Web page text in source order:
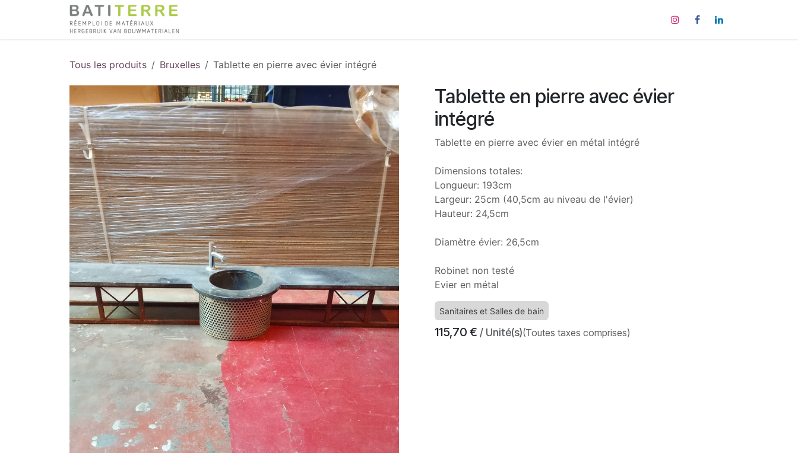
Se rendre au contenu
Tous les produits Bruxelles Tablette en pierre avec évier intégré
Tablette en pierre avec évier
intégré
Tablette en pierre avec évier en métal intégré
Dimensions totales:
Longueur: 193cm
Largeur: 25cm (40,5cm au niveau de l'évier)
Hauteur: 24,5cm
Diamètre évier: 26,5cm
Robinet non testé
Evier en métal
Sanitaires et Salles de bain
115,70 € / Unité(s)(Toutes taxes comprises)